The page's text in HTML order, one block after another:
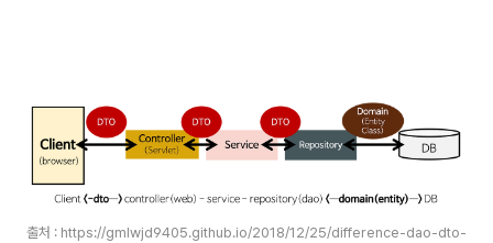
출처 : https://gmlwjd9405.github.io/2018/12/25/difference-dao-dto-